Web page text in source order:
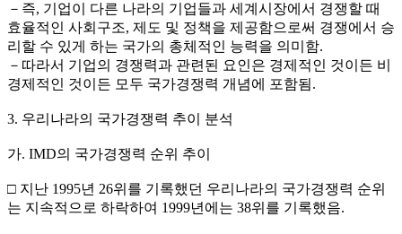
－즉, 기업이 다른 나라의 기업들과 세계시장에서 경쟁할 때
효율적인 사회구조, 제도 및 정책을 제공함으로써 경쟁에서 승
리할 수 있게 하는 국가의 총체적인 능력을 의미함.
－따라서 기업의 경쟁력과 관련된 요인은 경제적인 것이든 비
경제적인 것이든 모두 국가경쟁력 개념에 포함됨.
3. 우리나라의 국가경쟁력 추이 분석
가. IMD의 국가경쟁력 순위 추이
□ 지난 1995년 26위를 기록했던 우리나라의 국가경쟁력 순위
는 지속적으로 하락하여 1999년에는 38위를 기록했음.